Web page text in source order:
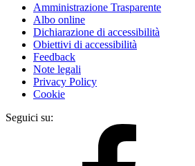
Amministrazione Trasparente
Albo online
Dichiarazione di accessibilità
Obiettivi di accessibilità
Feedback
Note legali
Privacy Policy
Cookie
Seguici su: